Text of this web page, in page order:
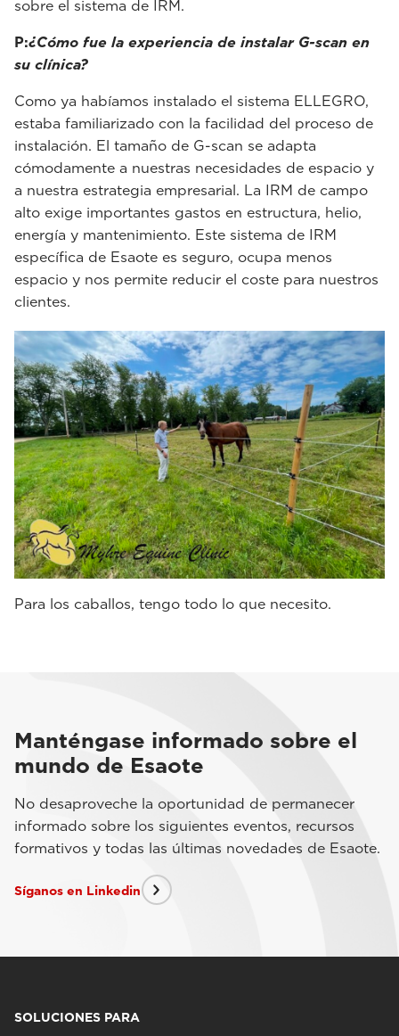
sobre el sistema de IRM.
P:¿Cómo fue la experiencia de instalar G-scan en
su clínica?
Como ya habíamos instalado el sistema ELLEGRO,
estaba familiarizado con la facilidad del proceso de
instalación. El tamaño de G-scan se adapta
cómodamente a nuestras necesidades de espacio y
a nuestra estrategia empresarial. La IRM de campo
alto exige importantes gastos en estructura, helio,
energía y mantenimiento. Este sistema de IRM
específica de Esaote es seguro, ocupa menos
espacio y nos permite reducir el coste para nuestros
clientes.
Para los caballos, tengo todo lo que necesito.
Manténgase informado sobre el
mundo de Esaote
No desaproveche la oportunidad de permanecer
informado sobre los siguientes eventos, recursos
formativos y todas las últimas novedades de Esaote.
Síganos en Linkedin
SOLUCIONES PARA